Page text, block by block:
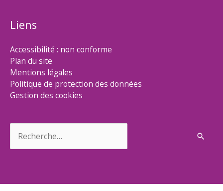
Liens
Accessibilité : non conforme
Plan du site
Mentions légales
Politique de protection des données
Gestion des cookies